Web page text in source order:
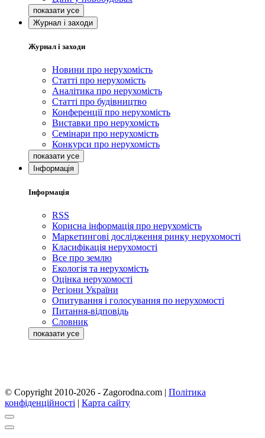
Журнал і заходи
Журнал і заходи
Новини про нерухомість
Статті про нерухомість
Аналітика про нерухомість
Статті про будівництво
Конференції про нерухомість
Виставки про нерухомість
Семінари про нерухомість
Конкурси про нерухомість
Інформація
Інформація
RSS
Корисна інформація про нерухомість
Маркетингові дослідження ринку нерухомості
Класифікація нерухомості
Все про землю
Екологія та нерухомість
Оцінка нерухомості
Регіони України
Опитування і голосування по нерухомості
Питання-відповідь
Словник
© Copyright 2010-2026 - Zagorodna.com | Політика
конфіденційності | Карта сайту